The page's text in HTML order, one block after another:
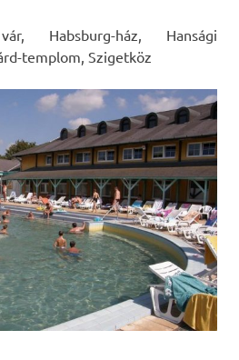
Habsburg-ház, Hansági
templom, Szigetköz